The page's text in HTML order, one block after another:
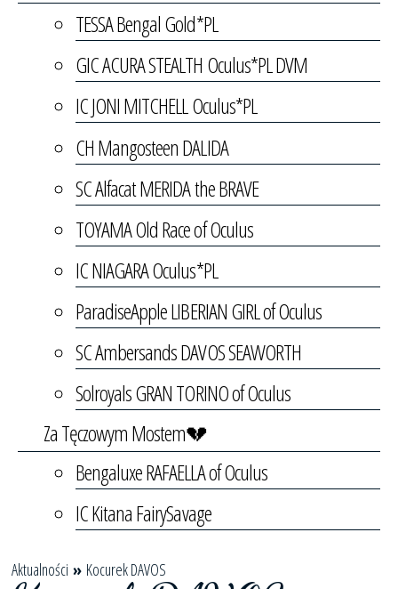
TESSA Bengal Gold*PL
GIC ACURA STEALTH Oculus*PL DVM
IC JONI MITCHELL Oculus*PL
CH Mangosteen DALIDA
SC Alfacat MERIDA the BRAVE
TOYAMA Old Race of Oculus
IC NIAGARA Oculus*PL
ParadiseApple LIBERIAN GIRL of Oculus
SC Ambersands DAVOS SEAWORTH
Solroyals GRAN TORINO of Oculus
Za Tęczowym Mostem💔
Bengaluxe RAFAELLA of Oculus
IC Kitana FairySavage
Aktualności » Kocurek DAVOS